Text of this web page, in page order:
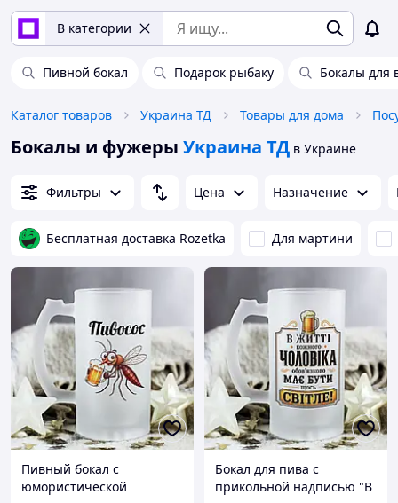
В категории
Пивной бокал Подарок рыбаку Бокалы для
Каталог товаров Украина ТД Товары для дома
Бокалы и фужеры Украина ТД в Украине
Фильтры Цена Назначение
Бесплатная доставка Rozetka Для мартини
Пивный бокал с
юмористической
Бокал для пива с
прикольной надписью "В